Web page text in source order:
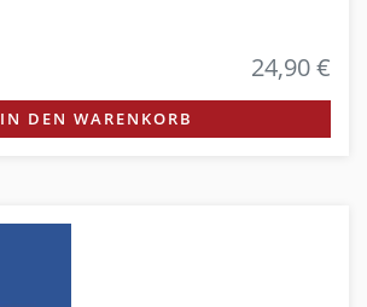
24,90 €
IN DEN WARENKORB